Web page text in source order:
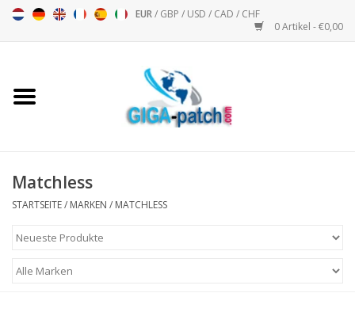
EUR/ GBP / USD / CAD / CHF
0 Artikel - €0,00
Motorsport - Sport
Matchless
STARTSEITE/ MARKEN / MATCHLESS